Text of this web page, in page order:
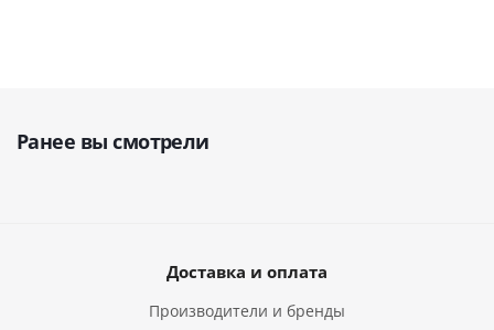
Ранее вы смотрели
Доставка и оплата
Производители и бренды